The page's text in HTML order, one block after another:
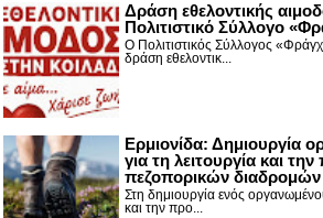
Δράση εθελοντικής
Πολιτιστικό Σύλλογο
Ο Πολιτιστικός Σύλλογος
δράση εθελοντικ...
Ερμιονίδα: Δημιουργία
για τη λειτουργία και
πεζοπορικών διαδρομών
Στη δημιουργία ενός
και την προ...